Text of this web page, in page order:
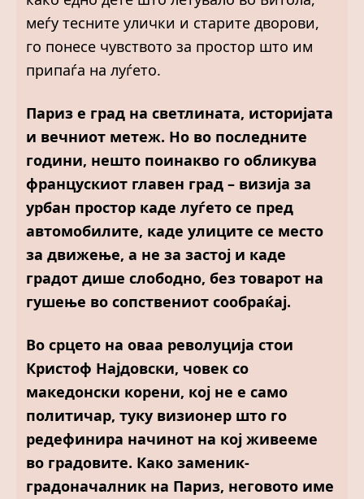
меѓу тесните улички и старите дворови,
го понесе чувството за простор што им
припаѓа на луѓето.
Париз е град на светлината, историјата
и вечниот метеж. Но во последните
години, нешто поинакво го обликува
францускиот главен град – визија за
урбан простор каде луѓето се пред
автомобилите, каде улиците се место
за движење, а не за застој и каде
градот дише слободно, без товарот на
гушење во сопствениот сообраќај.
Во срцето на оваа револуција стои
Кристоф Најдовски, човек со
македонски корени, кој не е само
политичар, туку визионер што го
редефинира начинот на кој живееме
во градовите. Како заменик-
градоначалник на Париз, неговото име